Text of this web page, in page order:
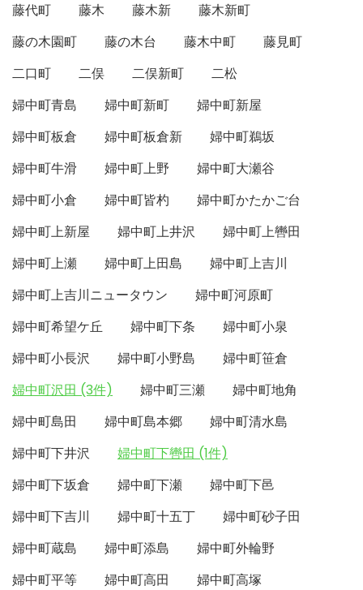
藤代町
藤木 藤木新
藤木新町
藤の木園町
藤の木台 藤木中町
藤見町
二口町
二俣 二俣新町
二松
婦中町青島
婦中町新町
婦中町新屋
婦中町板倉
婦中町板倉新
婦中町鵜坂
婦中町牛滑
婦中町上野
婦中町大瀬谷
婦中町小倉
婦中町皆杓
婦中町かたかご台
婦中町上新屋
婦中町上井沢
婦中町上轡田
婦中町上瀬
婦中町上田島
婦中町上吉川
婦中町上吉川ニュータウン
婦中町河原町
婦中町希望ケ丘
婦中町下条
婦中町小泉
婦中町小長沢
婦中町小野島
婦中町笹倉
婦中町沢田 (3件)
婦中町三瀬
婦中町地角
婦中町島田
婦中町島本郷
婦中町清水島
婦中町下井沢
婦中町下轡田 (1件)
婦中町下坂倉
婦中町下瀬
婦中町下邑
婦中町下吉川
婦中町十五丁
婦中町砂子田
婦中町蔵島
婦中町添島
婦中町外輪野
婦中町平等
婦中町高田
婦中町高塚